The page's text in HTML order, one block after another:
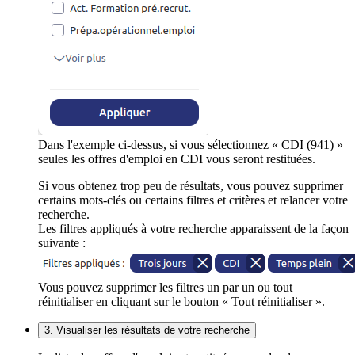
Dans l'exemple ci-dessus, si vous sélectionnez « CDI (941) »
seules les offres d'emploi en CDI vous seront restituées.
Si vous obtenez trop peu de résultats, vous pouvez supprimer
certains mots-clés ou certains filtres et critères et relancer votre
recherche.
Les filtres appliqués à votre recherche apparaissent de la façon
suivante :
Vous pouvez supprimer les filtres un par un ou tout
réinitialiser en cliquant sur le bouton « Tout réinitialiser ».
3. Visualiser les résultats de votre recherche